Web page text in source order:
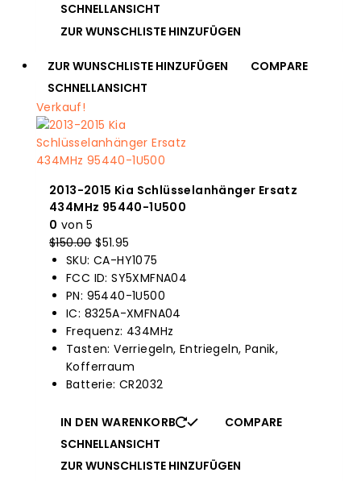
SCHNELLANSICHT
ZUR WUNSCHLISTE HINZUFÜGEN
ZUR WUNSCHLISTE HINZUFÜGEN
COMPARE
SCHNELLANSICHT
Verkauf!
2013-2015 Kia Schlüsselanhänger Ersatz
434MHz 95440-1U500
0 von 5
$150.00 Der
Originalpreis
war:
$150.00.
$51.95
aktuelle
Preis
ist:
$51.95.
SKU: CA-HY1075
FCC ID: SY5XMFNA04
PN: 95440-1U500
IC: 8325A-XMFNA04
Frequenz: 434MHz
Tasten: Verriegeln, Entriegeln, Panik,
Kofferraum
Batterie: CR2032
IN DEN WARENKORB
COMPARE
SCHNELLANSICHT
ZUR WUNSCHLISTE HINZUFÜGEN